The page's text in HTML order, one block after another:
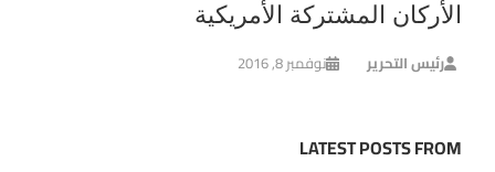
الأركان المشتركة الأمريكية
رئيس التحرير نوفمبر 8, 2016
LATEST POSTS FROM